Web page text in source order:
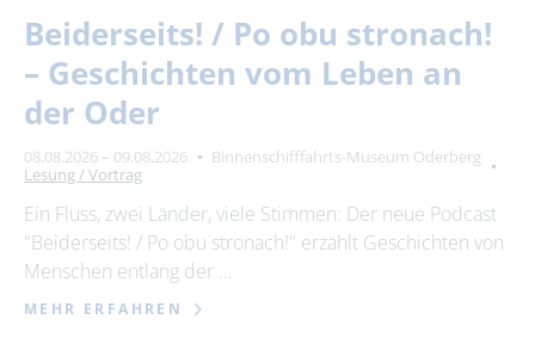
August 2026
Mo Di Mi Do Fr Sa So
1
3
4
10
11 12 13 14 15
16
17
18 19 20 21 22
23
24
25 26 27 28 29
30
Beiderseits! / Po obu stronach!
– Geschichten vom Leben an
der Oder
08.08.2026 – 09.08.2026
Binnenschifffahrts-Museum Oderberg
Lesung / Vortrag
Ein Fluss, zwei Länder, viele Stimmen: Der neue Podcast
"Beiderseits! / Po obu stronach!" erzählt Geschichten von
Menschen entlang der …
MEHR ERFAHREN